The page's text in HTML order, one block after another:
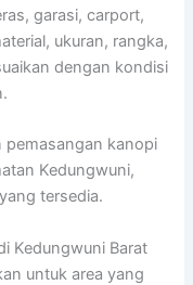
garasi, carport,
ukuran, rangka,
dengan kondisi
pemasangan kanopi
Kedungwuni,
tersedia.
Kedungwuni Barat
untuk area yang